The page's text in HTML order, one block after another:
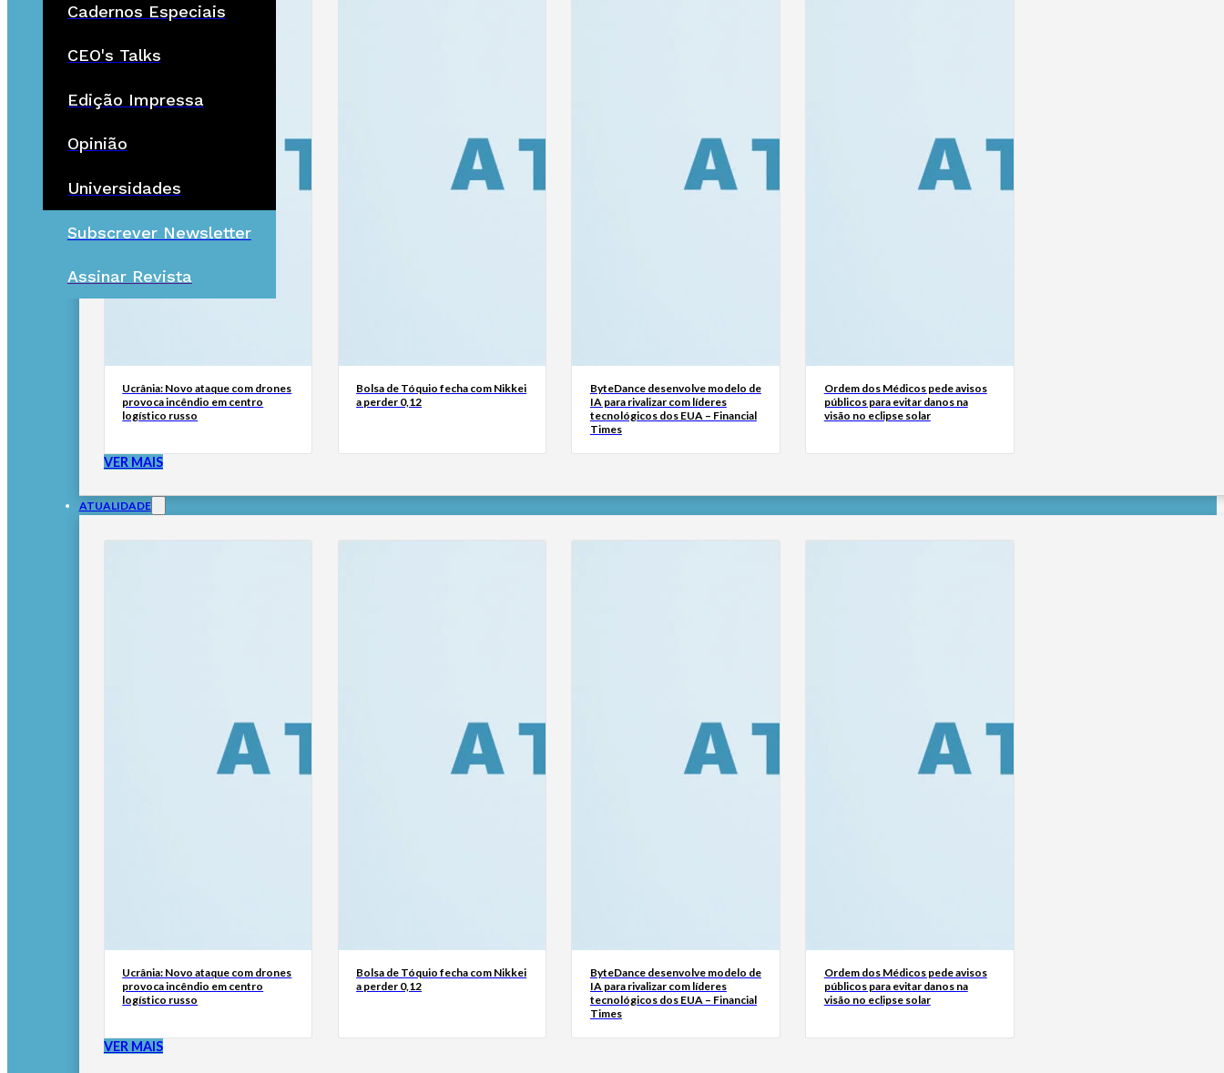
Cadernos Especiais
CEO's Talks
Edição Impressa
Opinião
Universidades
Subscrever Newsletter
Assinar Revista
Ucrânia: Novo ataque com drones
provoca incêndio em centro
logístico russo
Bolsa de Tóquio fecha com Nikkei
a perder 0,12
ByteDance desenvolve modelo de
IA para rivalizar com líderes
tecnológicos dos EUA – Financial
Times
Ordem dos Médicos pede avisos
públicos para evitar danos na
visão no eclipse solar
VER MAIS
ATUALIDADE
Ucrânia: Novo ataque com drones
provoca incêndio em centro
logístico russo
Bolsa de Tóquio fecha com Nikkei
a perder 0,12
ByteDance desenvolve modelo de
IA para rivalizar com líderes
tecnológicos dos EUA – Financial
Times
Ordem dos Médicos pede avisos
públicos para evitar danos na
visão no eclipse solar
VER MAIS